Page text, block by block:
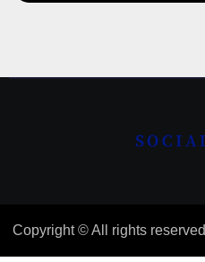
Copyright © All rights reserved